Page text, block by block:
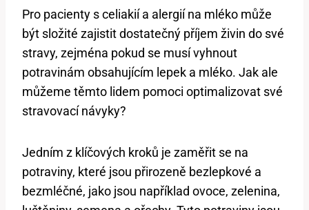
Pro pacienty s celiakií a alergií na mléko může
být složité zajistit dostatečný příjem živin do své
stravy, zejména pokud se musí vyhnout
potravinám obsahujícím lepek a mléko. Jak ale
můžeme těmto lidem pomoci optimalizovat své
stravovací návyky?
Jedním z klíčových kroků je zaměřit se na
potraviny, které jsou přirozeně bezlepkové a
bezmléčné, jako jsou například ovoce, zelenina,